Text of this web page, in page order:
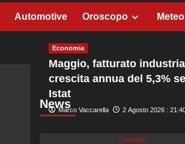
Automotive Oroscopo Meteo
News
Economia
Maggio, fatturato
crescita annua del 5,3%
Istat
Marco Vaccarella 2 Agosto 2026 :
Cronaca